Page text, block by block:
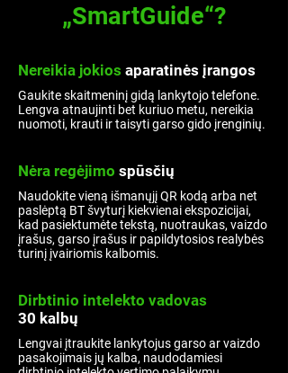
„SmartGuide“?
Nereikia jokios aparatinės įrangos
Gaukite skaitmeninį gidą lankytojo telefone.
Lengva atnaujinti bet kuriuo metu, nereikia
nuomoti, krauti ir taisyti garso gido įrenginių.
Nėra regėjimo spūsčių
Naudokite vieną išmanųjį QR kodą arba net
paslėptą BT švyturį kiekvienai ekspozicijai,
kad pasiektumėte tekstą, nuotraukas, vaizdo
įrašus, garso įrašus ir papildytosios realybės
turinį įvairiomis kalbomis.
Dirbtinio intelekto vadovas
30 kalbų
Lengvai įtraukite lankytojus garso ar vaizdo
pasakojimais jų kalba, naudodamiesi